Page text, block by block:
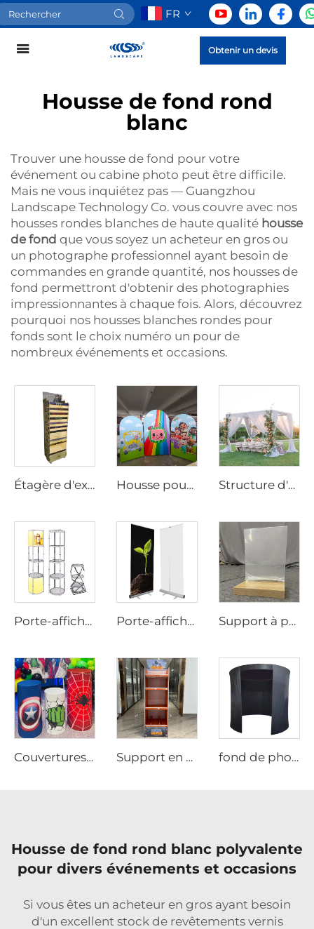
FR
Obtenir un devis
Housse de fond rond
blanc
Trouver une housse de fond pour votre
événement ou cabine photo peut être difficile.
Mais ne vous inquiétez pas — Guangzhou
Landscape Technology Co. vous couvre avec nos
housses rondes blanches de haute qualité housse
de fond que vous soyez un acheteur en gros ou
un photographe professionnel ayant besoin de
commandes en grande quantité, nos housses de
fond permettront d'obtenir des photographies
impressionnantes à chaque fois. Alors, découvrez
pourquoi nos housses blanches rondes pour
fonds sont le choix numéro un pour de
nombreux événements et occasions.
Étagère d'exposition en contreplaqué sur mesure pour fournitures animales Ljmzj0001 Housse pour fond tendu en tissu pour fête LjBYBT0001 Structure d'arrière-plan en alliage d'aluminium extensible
Porte-affiche en tourbillon en tube d'aluminium Porte-affiche vertical enroulable Support à panneau acrylique en bois en forme de T
Couvertures pour anniversaires et mariages Support en Carton sur Mesure fond de photomaton 360
Housse de fond rond blanc polyvalente
pour divers événements et occasions
Si vous êtes un acheteur en gros ayant besoin
d'un excellent stock de revêtements vernis